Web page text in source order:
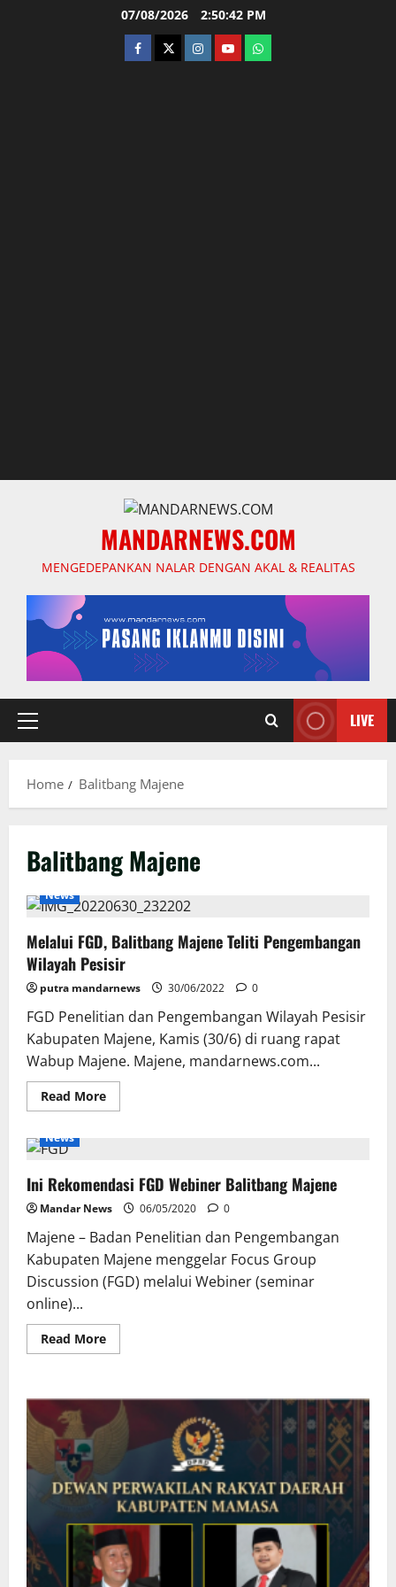
07/08/2026 2:50:42 PM
facebooktwitterinstagram.com
youtubewhatsapp
MANDARNEWS.COM
MENGEDEPANKAN NALAR DENGAN AKAL & REALITAS
Primary
LIVE
Home Balitbang Majene
Balitbang Majene
News
Melalui FGD, Balitbang Majene Teliti Pengembangan
Wilayah Pesisir
putra mandarnews 30/06/2022 0
FGD Penelitian dan Pengembangan Wilayah Pesisir
Kabupaten Majene, Kamis (30/6) di ruang rapat
Wabup Majene. Majene, mandarnews.com...
Read MoreRead
more
Teliti
Pengembangan
Wilayah
News
Ini Rekomendasi FGD Webiner Balitbang Majene
Mandar News 06/05/2020 0
Majene – Badan Penelitian dan Pengembangan
Kabupaten Majene menggelar Focus Group
Discussion (FGD) melalui Webiner (seminar
online)...
Read MoreRead
more
FGD
Webiner
Balitbang